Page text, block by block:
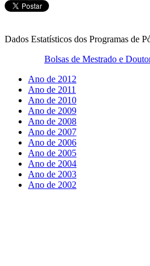
Dados Estatísticos dos Programas de
Bolsas de Mestrado e
Ano de 2012
Ano de 2011
Ano de 2010
Ano de 2009
Ano de 2008
Ano de 2007
Ano de 2006
Ano de 2005
Ano de 2004
Ano de 2003
Ano de 2002